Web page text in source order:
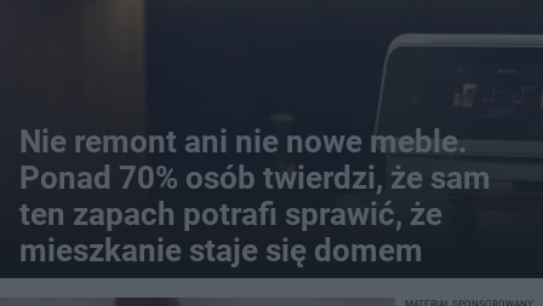
Nie remont ani nie nowe meble.
Ponad 70% osób twierdzi, że sam
ten zapach potrafi sprawić, że
mieszkanie staje się domem
MATERIAŁ SPONSOROWANY